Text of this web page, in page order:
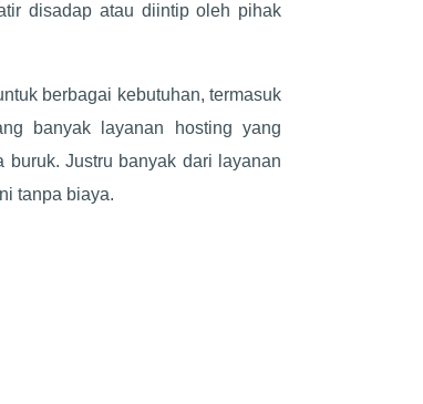
disadap atau diintip oleh pihak
berbagai kebutuhan, termasuk
banyak layanan hosting yang
buruk. Justru banyak dari layanan
tanpa biaya.